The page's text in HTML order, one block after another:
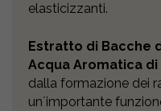
elasticizzanti.
Estratto di Bacche
Acqua Aromatica di
dalla formazione dei
unʼimportante